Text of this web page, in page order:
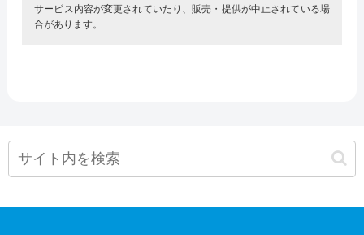
サービス内容が変更されていたり、販売・提供が中止されている場
合があります。